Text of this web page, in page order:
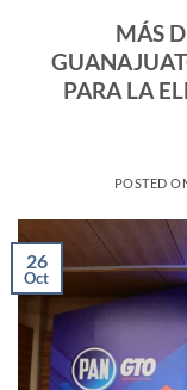
MÁS
PARA LA
POSTED
26
Oct